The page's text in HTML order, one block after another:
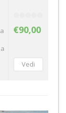
€90,00